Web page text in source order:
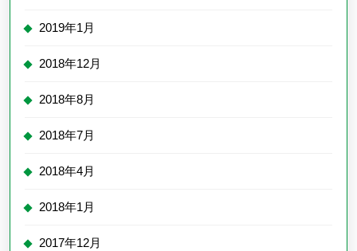
2019年1月
2018年12月
2018年8月
2018年7月
2018年4月
2018年1月
2017年12月